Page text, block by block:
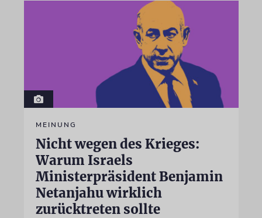
MEINUNG
Nicht wegen des Krieges:
Warum Israels
Ministerpräsident Benjamin
Netanjahu wirklich
zurücktreten sollte